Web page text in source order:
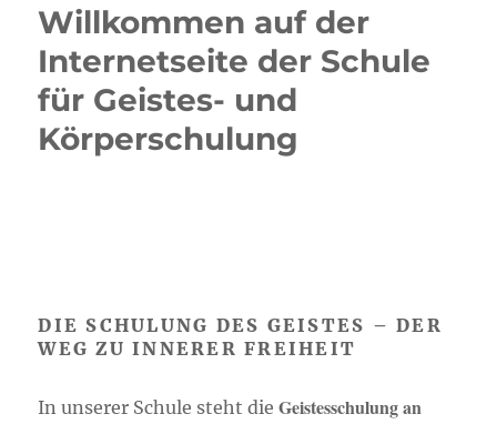
Willkommen auf der
Internetseite der Schule
für Geistes- und
Körperschulung
DIE SCHULUNG DES GEISTES – DER
WEG ZU INNERER FREIHEIT
In unserer Schule steht dieGeistesschulung an